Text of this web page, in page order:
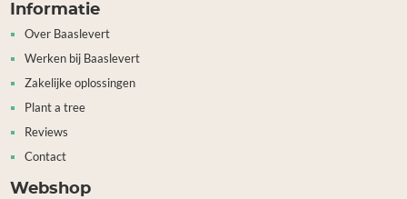
Informatie
Over Baaslevert
Werken bij Baaslevert
Zakelijke oplossingen
Plant a tree
Reviews
Contact
Webshop